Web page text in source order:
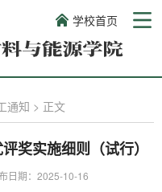
学校首页
通知 > 正文
奖实施细则（试行）
日期：2025-10-16